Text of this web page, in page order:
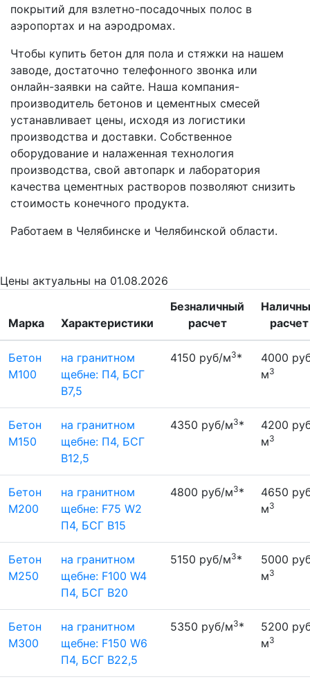
покрытий для взлетно-посадочных полос в
аэропортах и на аэродромах.
Чтобы купить бетон для пола и стяжки на нашем
заводе, достаточно телефонного звонка или
онлайн-заявки на сайте. Наша компания-
производитель бетонов и цементных смесей
устанавливает цены, исходя из логистики
производства и доставки. Собственное
оборудование и налаженная технология
производства, свой автопарк и лаборатория
качества цементных растворов позволяют снизить
стоимость конечного продукта.
Работаем в Челябинске и Челябинской области.
Цены актуальны на 01.08.2026
Марка Характеристики
Безналичный
расчет
расчет
Бетон
М100
на гранитном
щебне: П4, БСГ
В7,5
4150 руб/м3*
4000
м3
Бетон
М150
на гранитном
щебне: П4, БСГ
В12,5
4350 руб/м3*
4200
м3
Бетон
М200
на гранитном
щебне: F75 W2
П4, БСГ В15
4800 руб/м3*
4650
м3
Бетон
М250
на гранитном
щебне: F100 W4
П4, БСГ В20
5150 руб/м3*
5000
м3
Бетон
М300
на гранитном
щебне: F150 W6
П4, БСГ В22,5
5350 руб/м3*
5200
м3